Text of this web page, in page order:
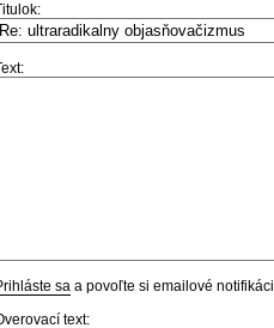
sa a povoľte si emailové
text: